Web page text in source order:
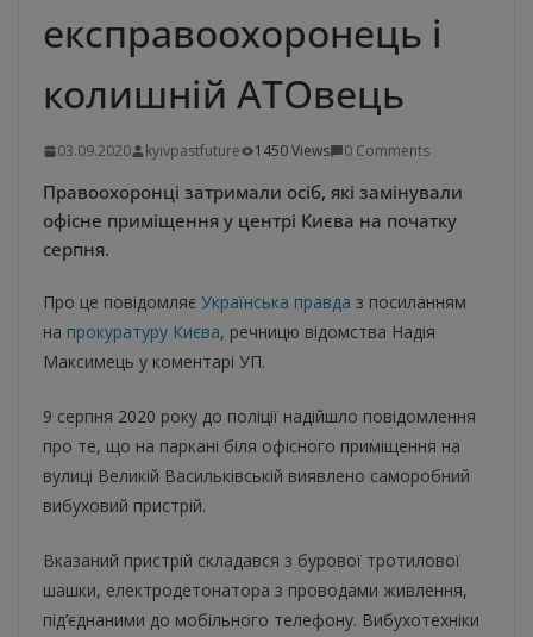
експравоохоронець і
колишній АТОвець
03.09.2020 kyivpastfuture 1450 Views 0 Comments
Правоохоронці затримали осіб, які замінували
офісне приміщення у центрі Києва на початку
серпня.
Про це повідомляє Українська правда з посиланням
на прокуратуру Києва, речницю відомства Надія
Максимець у коментарі УП.
9 серпня 2020 року до поліції надійшло повідомлення
про те, що на паркані біля офісного приміщення на
вулиці Великій Васильківській виявлено саморобний
вибуховий пристрій.
Вказаний пристрій складався з бурової тротилової
шашки, електродетонатора з проводами живлення,
під’єднаними до мобільного телефону. Вибухотехніки